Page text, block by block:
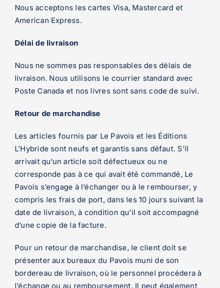
Nous acceptons les cartes Visa, Mastercard et
American Express.
Délai de livraison
Nous ne sommes pas responsables des délais de
livraison. Nous utilisons le courrier standard avec
Poste Canada et nos livres sont sans code de suivi.
Retour de marchandise
Les articles fournis par Le Pavois et les Éditions
L’Hybride sont neufs et garantis sans défaut. S’il
arrivait qu’un article soit défectueux ou ne
corresponde pas à ce qui avait été commandé, Le
Pavois s’engage à l’échanger ou à le rembourser, y
compris les frais de port, dans les 10 jours suivant la
date de livraison, à condition qu’il soit accompagné
d’une copie de la facture.
Pour un retour de marchandise, le client doit se
présenter aux bureaux du Pavois muni de son
bordereau de livraison, où le personnel procédera à
l’échange ou au remboursement. Il peut également